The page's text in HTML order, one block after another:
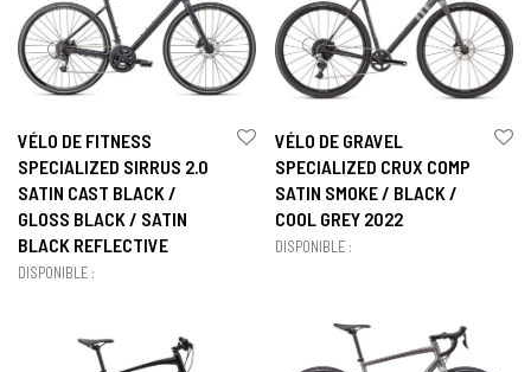
VÉLO DE FITNESS
SPECIALIZED SIRRUS 2.0
SATIN CAST BLACK /
GLOSS BLACK / SATIN
BLACK REFLECTIVE
DISPONIBLE :
VÉLO DE GRAVEL
SPECIALIZED CRUX COMP
SATIN SMOKE / BLACK /
COOL GREY 2022
DISPONIBLE :